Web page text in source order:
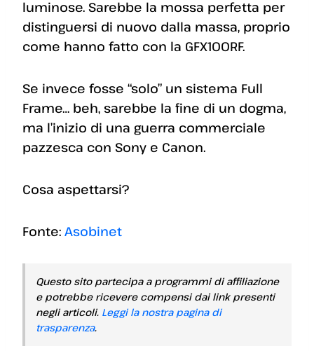
luminose. Sarebbe la mossa perfetta per
distinguersi di nuovo dalla massa, proprio
come hanno fatto con la GFX100RF.
Se invece fosse “solo” un sistema Full
Frame… beh, sarebbe la fine di un dogma,
ma l’inizio di una guerra commerciale
pazzesca con Sony e Canon.
Cosa aspettarsi?
Fonte: Asobinet
Questo sito partecipa a programmi di affiliazione
e potrebbe ricevere compensi dai link presenti
negli articoli. Leggi la nostra pagina di
trasparenza.